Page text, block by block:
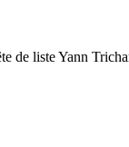
de liste Yann